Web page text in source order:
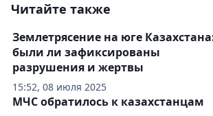
Читайте также
15:52, 08 июля 2025
Землетрясение на юге
были ли зафиксированы
разрушения и жертвы
МЧС обратилось к казахстанцам